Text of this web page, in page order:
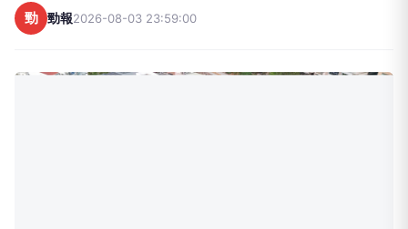
勁 勁報2026-08-03 23:59:00